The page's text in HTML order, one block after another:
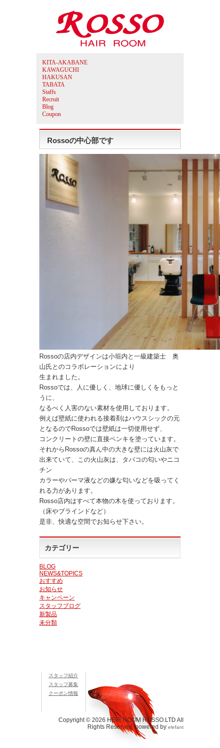
KITA-AKABANE
KAWAGUCHI
HAKUSAN
TABATA
Staffs
Recruit
Blog
Coupon
Rossoの中心部です
Rossoの店内デザインは小垣内と一級建築士 奥
山氏とのコラボレーションにより
生まれました。
Rossoでは、人に優しく、地球に優しくをもっと
うに、
なるべく人害のない素材を使用しております。
例えば壁紙に使われる接着剤はハウスシックの元
となるのでRossoでは壁紙は一切使用せず、
コンクリートの壁に直接ペンキを塗っています。
それからRossoの真ん中の大きな壁には火山灰で
出来ていて、この火山灰は、タバコの匂いやニコ
チン
カラーやパーマ液などの嫌な匂いなどを吸ってく
れる力があります。
Rosso店内はすべて本物の木を使っております。
（床やブラインドなど）
是非、快適な空間でお知らせ下さい。
カテゴリー
BLOG
NEWS&TOPICS
おすすめ
お知らせ
キャンペーン
スタッフブログ
新製品
未分類
スタッフ紹介
スタッフ募集
クーポン情報
Copyright © 2026 HEIR ROOM ROSSO.LTD All
Rights Reserved. powered by elefant